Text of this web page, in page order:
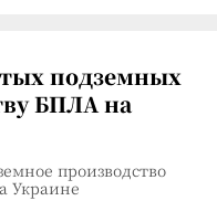
подземных
БПЛА на
производство
Украине